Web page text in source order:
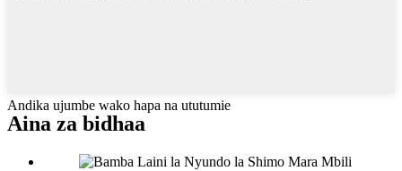
Andika ujumbe wako hapa na ututumie
Aina za bidhaa